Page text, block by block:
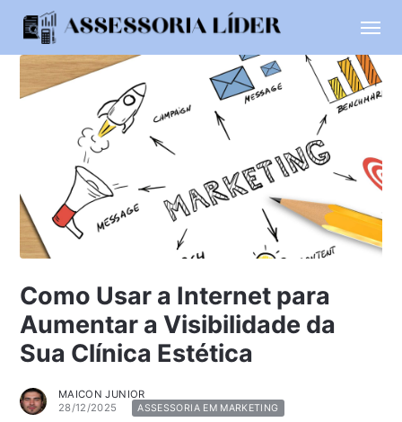
Como Usar a Internet para
Aumentar a Visibilidade da
Sua Clínica Estética
MAICON JUNIOR
28/12/2025
ASSESSORIA EM MARKETING